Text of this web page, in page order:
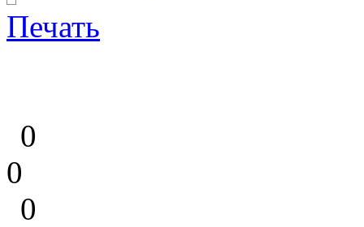
Печать
0
0
0